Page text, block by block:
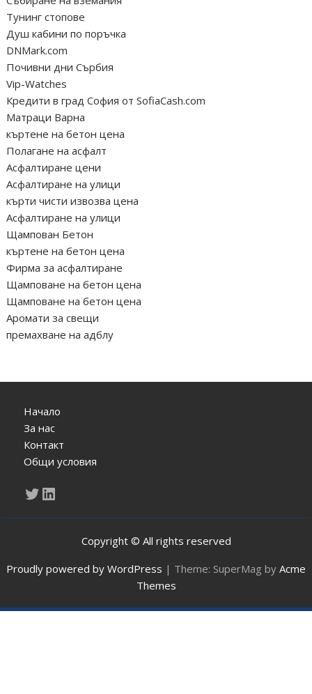
Тунинг стопове
Душ кабини по поръчка
DNMark.com
Почивни дни Сърбия
Vip-Watches
Кредити в град София от SofiaCash.com
Матраци Варна
къртене на бетон цена
Полагане на асфалт
Асфалтиране цени
Асфалтиране на улици
кърти чисти извозва цена
Асфалтиране на улици
Щампован Бетон
къртене на бетон цена
Фирма за асфалтиране
Щамповане на бетон цена
Щамповане на бетон цена
Аромати за свещи
премахване на адблу
Начало
За нас
Контакт
Общи условия
Twitter
LinkedIn
Copyright © All rights reserved
Proudly powered by WordPress | Theme: SuperMag by Acme
Themes